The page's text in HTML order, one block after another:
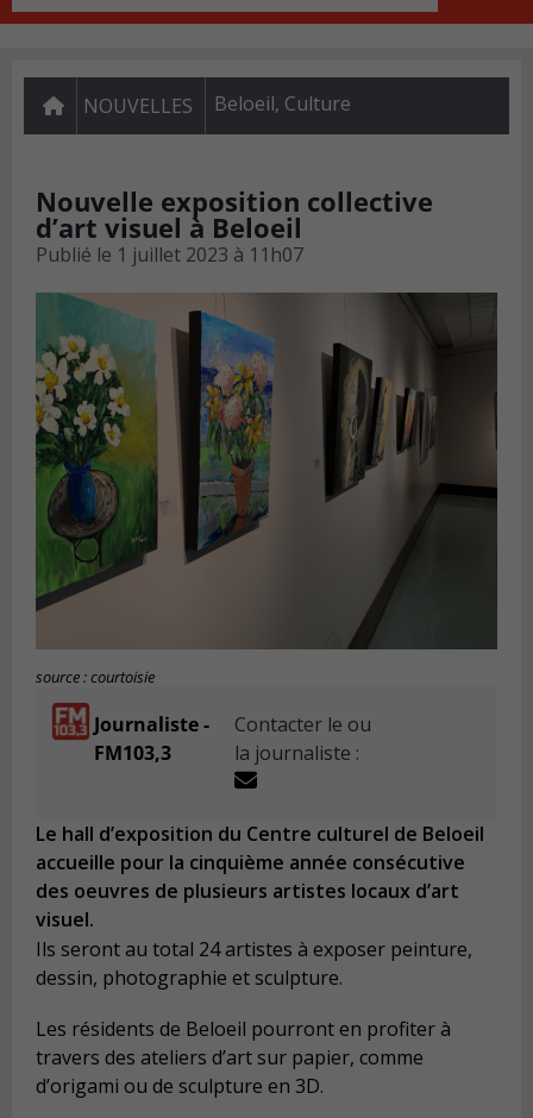
NOUVELLES Beloeil, Culture
Nouvelle exposition collective
d’art visuel à Beloeil
Publié le 1 juillet 2023 à 11h07
source : courtoisie
Journaliste -
FM103,3
Contacter le ou
la journaliste :
Le hall d’exposition du Centre culturel de Beloeil
accueille pour la cinquième année consécutive
des oeuvres de plusieurs artistes locaux d’art
visuel.
Ils seront au total 24 artistes à exposer peinture,
dessin, photographie et sculpture.
Les résidents de Beloeil pourront en profiter à
travers des ateliers d’art sur papier, comme
d’origami ou de sculpture en 3D.